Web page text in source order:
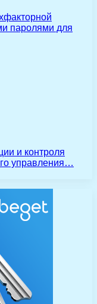
паролями для
и контроля
управления…